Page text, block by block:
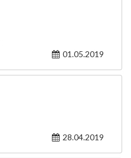
01.05.2019
28.04.2019